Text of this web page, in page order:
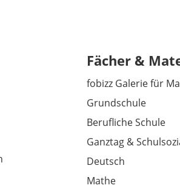
Fächer &
fobizz Galerie für
Grundschule
Berufliche Schule
Ganztag &
Deutsch
Mathe